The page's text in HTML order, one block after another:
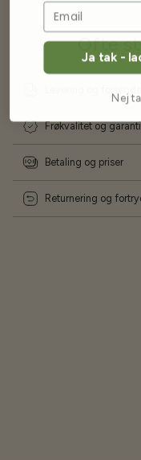
Ofte
Frøkvalitet og garanti
Betaling og priser
Returnering og
Ja tak -
Nej